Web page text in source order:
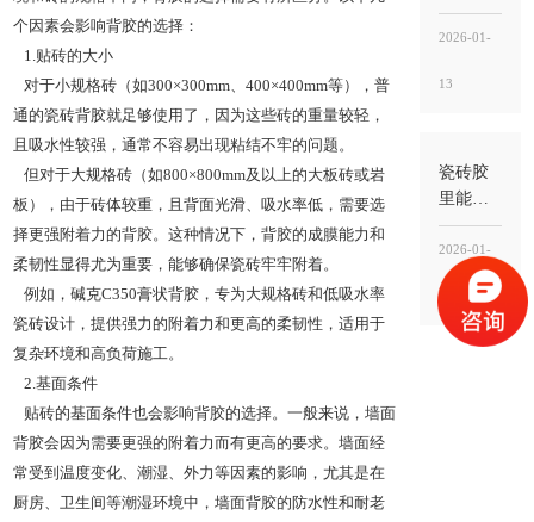
个因素会影响背胶的选择：
1.贴砖的大小
对于小规格砖（如300×300mm、400×400mm等），普
通的瓷砖背胶就足够使用了，因为这些砖的重量较轻，
且吸水性较强，通常不容易出现粘结不牢的问题。
但对于大规格砖（如800×800mm及以上的大板砖或岩
板），由于砖体较重，且背面光滑、吸水率低，需要选
择更强附着力的背胶。这种情况下，背胶的成膜能力和
柔韧性显得尤为重要，能够确保瓷砖牢牢附着。
例如，碱克C350膏状背胶，专为大规格砖和低吸水率
瓷砖设计，提供强力的附着力和更高的柔韧性，适用于
复杂环境和高负荷施工。
2.基面条件
贴砖的基面条件也会影响背胶的选择。一般来说，墙面
背胶会因为需要更强的附着力而有更高的要求。墙面经
常受到温度变化、潮湿、外力等因素的影响，尤其是在
厨房、卫生间等潮湿环境中，墙面背胶的防水性和耐老
是“刷地
面基层”
用水泥
吗？能
别混
法”与“用
途”
2026-01-
13
瓷砖胶
里能掺
水泥
吗？不
建议随
意掺，
掺错比
2026-01-
13